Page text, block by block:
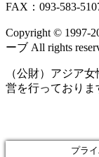
FAX：
Copyright ©
ーブ All rights
（公財）アジア
営を行っておりま
プラ